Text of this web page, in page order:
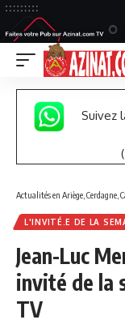
Suivez
Actualités en Ariège,
L'INVITÉ.E DE LA
Jean-Luc
invité de la
TV